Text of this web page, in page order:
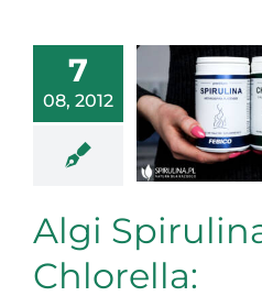
7
08, 2012
Algi
Chlorella: